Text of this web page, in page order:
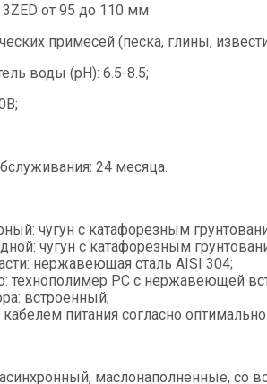
от 95 до 110 мм
примесей (песка, глины, извести
воды (рН): 6.5-8.5;
24 месяца.
чугун с катафорезным
чугун с катафорезным
нержавеющая сталь AISI 304;
технополимер РC с нержавеющей
встроенный;
кабелем питания согласно
маслонаполненные, со